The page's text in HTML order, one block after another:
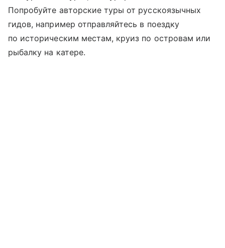
Попробуйте авторские туры от русскоязычных
гидов, например отправляйтесь в поездку
по историческим местам, круиз по островам или
рыбалку на катере.